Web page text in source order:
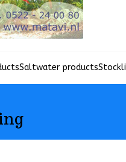
Saltwater products